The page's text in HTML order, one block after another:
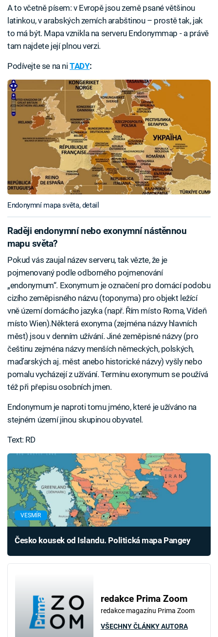
A to včetně písem: v Evropě jsou země psané většinou
latinkou, v arabských zemích arabštinou – prostě tak, jak
to má být. Mapa vznikla na serveru Endonymmap - a právě
tam najdete její plnou verzi.
Podívejte se na ni TADY:
Endonymní mapa světa, detail
Raději endonymní nebo exonymní nástěnnou
mapu světa?
Pokud vás zaujal název serveru, tak vězte, že je
pojmenovaný podle odborného pojmenování
„endonymum“. Exonymum je označení pro domácí podobu
cizího zeměpisného názvu (toponyma) pro objekt ležící
vně území domácího jazyka (např. Řím místo Roma, Vídeň
místo Wien).Některá exonyma (zejména názvy hlavních
měst) jsou v denním užívání. Jiné zeměpisné názvy (pro
češtinu zejména názvy menších německých, polských,
maďarských aj. měst anebo historické názvy) vyšly nebo
pomalu vycházejí z užívání. Termínu exonymum se používá
též při přepisu osobních jmen.
Endonymum je naproti tomu jméno, které je užíváno na
stejném území jinou skupinou obyvatel.
Text: RD
VESMÍR
Česko kousek od Islandu. Politická mapa Pangey
redakce Prima Zoom
redakce magazínu Prima Zoom
VŠECHNY ČLÁNKY AUTORA